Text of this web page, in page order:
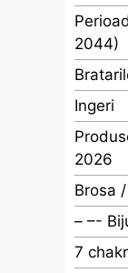
2044)
Ingeri
2026
Brosa
– –-
7